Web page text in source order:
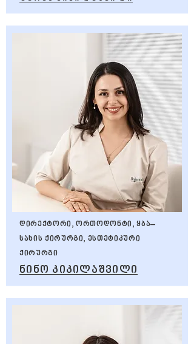
დირექტორი, ორთოდონტი, ყბა–
სახის ქირურგი, ესთეტიკური
ქირურგი
ნინო კიკილაშვილი